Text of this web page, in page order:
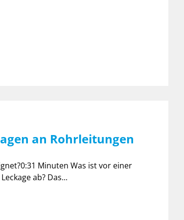
an Rohrleitungen
Minuten Was ist vor einer
ab? Das...